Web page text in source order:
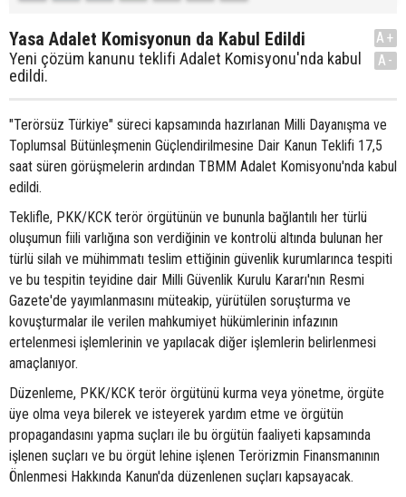
Yasa Adalet Komisyonun da Kabul Edildi
Yeni çözüm kanunu teklifi Adalet Komisyonu'nda kabul
edildi.
A+
A-
"Terörsüz Türkiye" süreci kapsamında hazırlanan Milli Dayanışma ve
Toplumsal Bütünleşmenin Güçlendirilmesine Dair Kanun Teklifi 17,5
saat süren görüşmelerin ardından TBMM Adalet Komisyonu'nda kabul
edildi.
Teklifle, PKK/KCK terör örgütünün ve bununla bağlantılı her türlü
oluşumun fiili varlığına son verdiğinin ve kontrolü altında bulunan her
türlü silah ve mühimmatı teslim ettiğinin güvenlik kurumlarınca tespiti
ve bu tespitin teyidine dair Milli Güvenlik Kurulu Kararı'nın Resmi
Gazete'de yayımlanmasını müteakip, yürütülen soruşturma ve
kovuşturmalar ile verilen mahkumiyet hükümlerinin infazının
ertelenmesi işlemlerinin ve yapılacak diğer işlemlerin belirlenmesi
amaçlanıyor.
Düzenleme, PKK/KCK terör örgütünü kurma veya yönetme, örgüte
üye olma veya bilerek ve isteyerek yardım etme ve örgütün
propagandasını yapma suçları ile bu örgütün faaliyeti kapsamında
işlenen suçları ve bu örgüt lehine işlenen Terörizmin Finansmanının
Önlenmesi Hakkında Kanun'da düzenlenen suçları kapsayacak.